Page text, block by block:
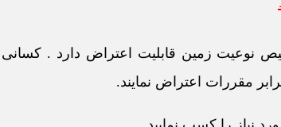
نوعیت زمین قابلیت اعتراض دارد .
مقررات اعتراض نمایند.